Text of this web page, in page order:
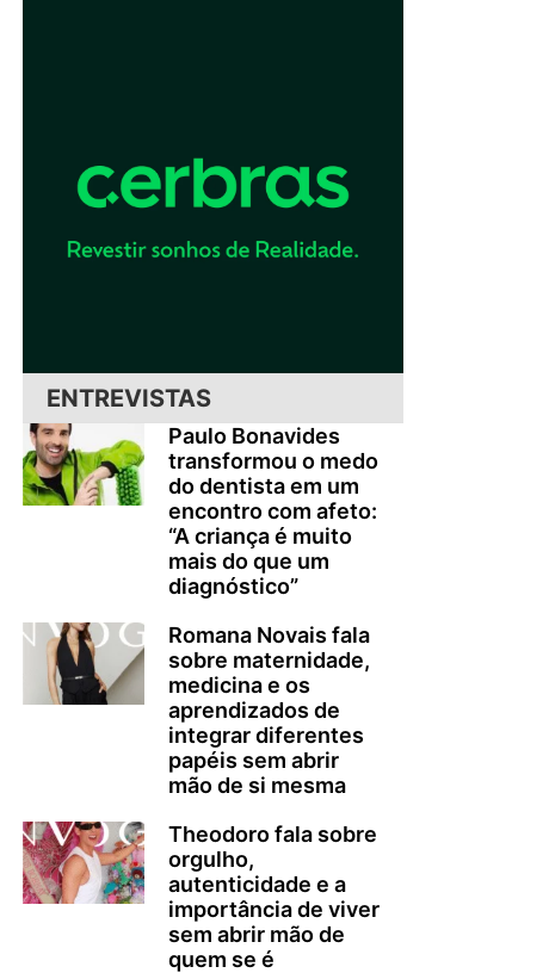
ENTREVISTAS
Paulo Bonavides
transformou o medo
do dentista em um
encontro com afeto:
“A criança é muito
mais do que um
diagnóstico”
Romana Novais fala
sobre maternidade,
medicina e os
aprendizados de
integrar diferentes
papéis sem abrir
mão de si mesma
Theodoro fala sobre
orgulho,
autenticidade e a
importância de viver
sem abrir mão de
quem se é